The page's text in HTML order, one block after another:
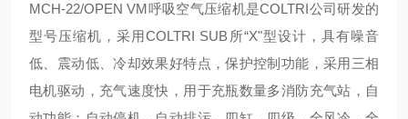
MCH-22/OPEN VM呼吸空气压缩机是COLTRI公司研发的
型号压缩机，采用COLTRI SUB所“X"型设计，具有噪音
低、震动低、冷却效果好特点，保护控制功能，采用三相
电机驱动，充气速度快，用于充瓶数量多消防充气站，自